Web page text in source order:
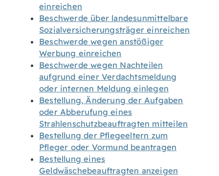
einreichen
Beschwerde über landesunmittelbare
Sozialversicherungsträger einreichen
Beschwerde wegen anstößiger
Werbung einreichen
Beschwerde wegen Nachteilen
aufgrund einer Verdachtsmeldung
oder internen Meldung einlegen
Bestellung, Änderung der Aufgaben
oder Abberufung eines
Strahlenschutzbeauftragten mitteilen
Bestellung der Pflegeeltern zum
Pfleger oder Vormund beantragen
Bestellung eines
Geldwäschebeauftragten anzeigen